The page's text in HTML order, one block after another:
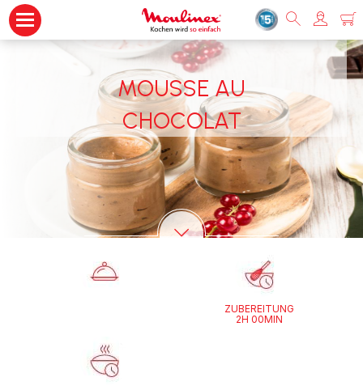
MOUSSE AU
CHOCOLAT
ZUBEREITUNG
2H 00MIN